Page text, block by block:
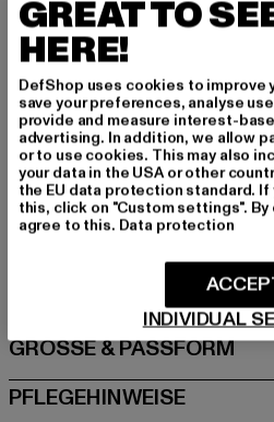
Schnitt: Normal
Marke: Brandit
Kat.: Sweaters
Farbe: olive
Hersteller Farbe: olive
Materialzusammensetzung:
Baumwolle
Art.Nr: BD6019-00176
Spichernstraße 6a | 50672 Köln |
GRÖSSE & PASSFORM
PFLEGEHINWEISE
GREAT TO
HERE!
DefShop uses cookies to improve
save your preferences, analyse
provide and measure interest-
advertising. In addition, we allow
or to use cookies. This may also
your data in the USA or other
the EU data protection standard. If
this, click on "Custom settings".
agree to this. Data protection
INDIVIDUAL